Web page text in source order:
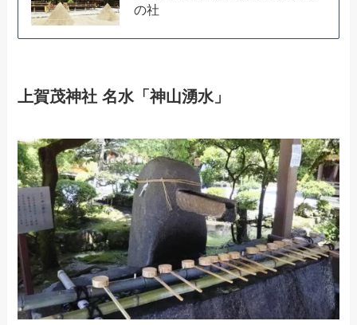
の社
上賀茂神社 名水「神山湧水」